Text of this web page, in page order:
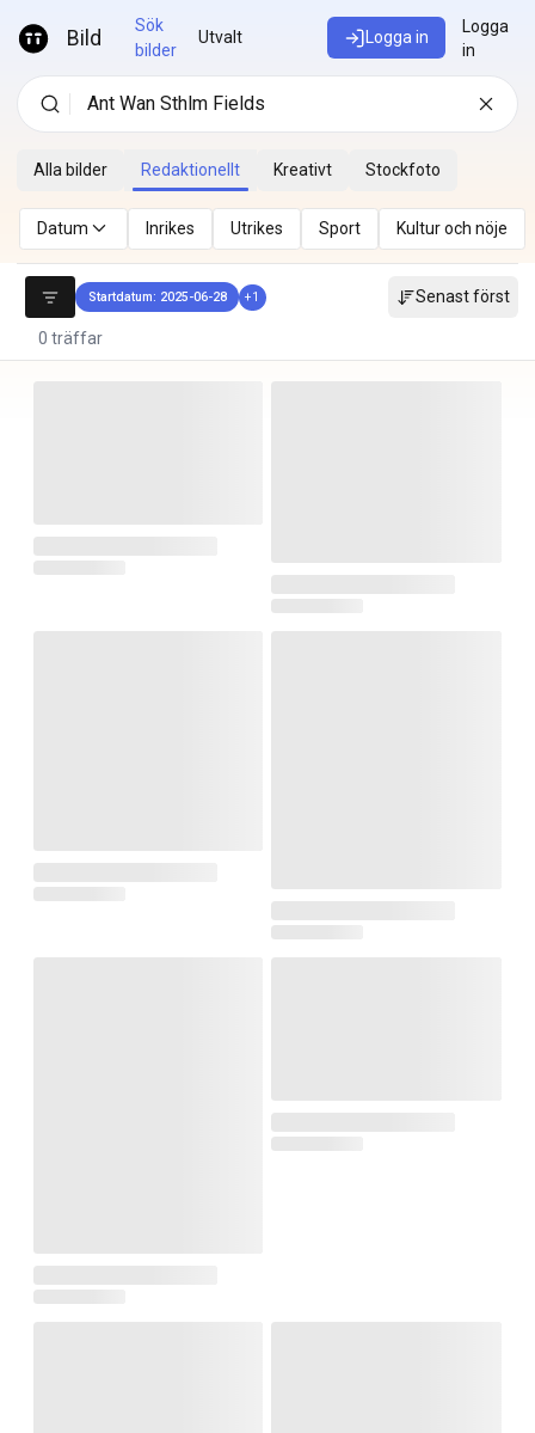
Bild
Sök
bilder
Utvalt Logga in
Logga
in
Alla bilder Redaktionellt Kreativt Stockfoto
Datum Inrikes Utrikes Sport Kultur och nöje
Startdatum: 2025-06-28 +1 Senast först
0 träffar